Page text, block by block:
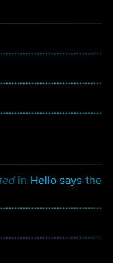
în Hello says the